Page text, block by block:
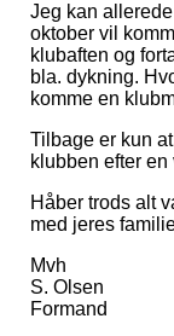
Jeg kan
oktober vil
klubaften og
bla. dykning.
komme en
Tilbage er kun
klubben efter en
Håber trods alt
med jeres
Mvh
S. Olsen
Formand